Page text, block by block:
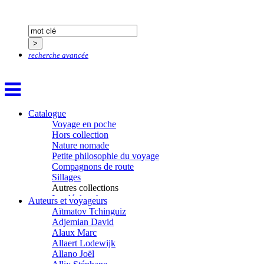
recherche avancée
Catalogue
Voyage en poche
Hors collection
Nature nomade
Petite philosophie du voyage
Compagnons de route
Sillages
Autres collections
La clé des champs
Chemins d’étoiles
Visions
Auteurs et voyageurs
Aïtmatov Tchinguiz
Adjemian David
Alaux Marc
Allaert Lodewijk
Allano Joël